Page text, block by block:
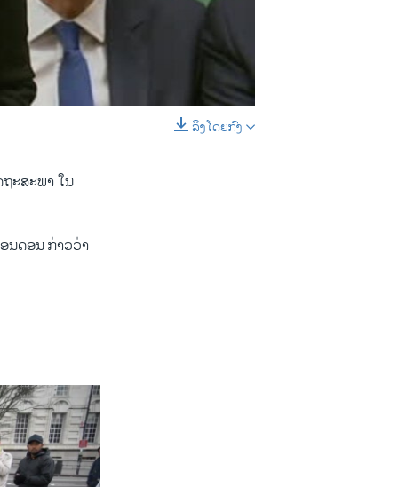
SHARE
ລິງໂດຍກົງ
ະສະພາ ​ໃນ​
ນ​ດອນ ​ກ່າວ​ວ່າ